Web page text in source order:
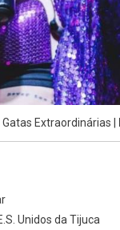
Extraordinárias |
Unidos da Tijuca